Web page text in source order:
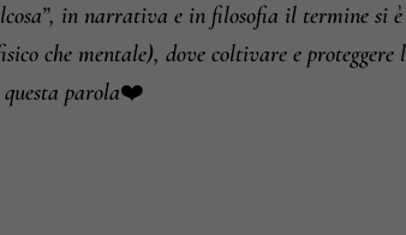
in narrativa e in filosofia il termine si
che mentale), dove coltivare e proteggere
questa parola❤️